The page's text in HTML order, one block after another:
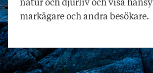
natur och djurliv och visa
markägare och andra besökare.